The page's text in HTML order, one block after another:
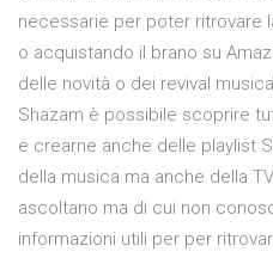
necessarie per poter ritrovare
o acquistando il brano su
delle novità o dei revival
Shazam è possibile scoprire
e crearne anche delle playlist
della musica ma anche della
ascoltano ma di cui non
informazioni utili per per